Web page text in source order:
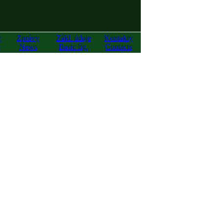
Zprávy
News
Zákl. údaje
Basic fig.
Kontakty
Contacts